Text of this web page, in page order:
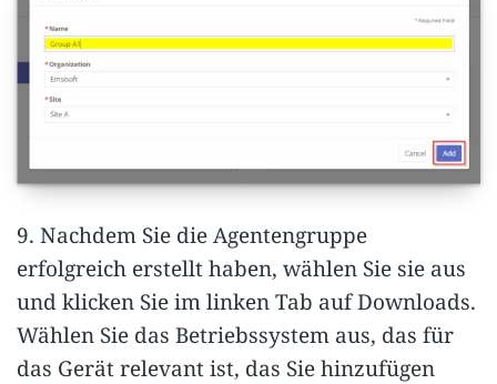
9. Nachdem Sie die Agentengruppe
erfolgreich erstellt haben, wählen Sie sie aus
und klicken Sie im linken Tab auf Downloads.
Wählen Sie das Betriebssystem aus, das für
das Gerät relevant ist, das Sie hinzufügen